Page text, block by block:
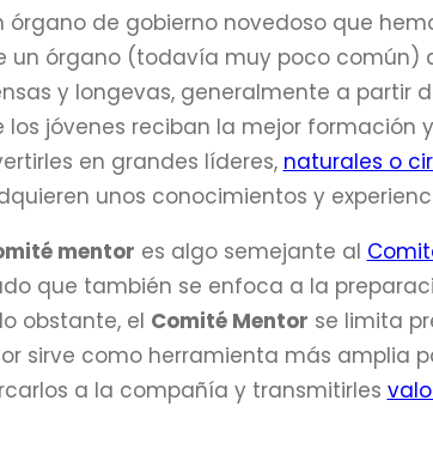
órgano de gobierno novedoso que
un órgano (todavía muy poco común)
y longevas, generalmente a partir
los jóvenes reciban la mejor formación
en grandes líderes, naturales o
unos conocimientos y
mentor es algo semejante al
que también se enfoca a la
obstante, el Comité Mentor se limita
sirve como herramienta más amplia
a la compañía y transmitirles